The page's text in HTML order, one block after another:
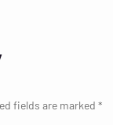
fields are marked *